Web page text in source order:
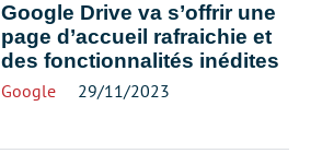
Google Drive va s’offrir une
page d’accueil rafraichie et
des fonctionnalités inédites
Google 29/11/2023